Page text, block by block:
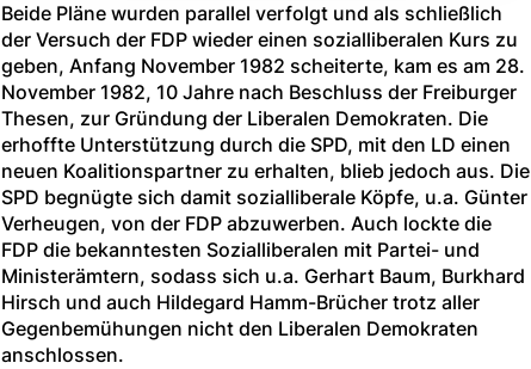
Beide Pläne wurden parallel verfolgt und als schließlich
der Versuch der FDP wieder einen sozialliberalen Kurs zu
geben, Anfang November 1982 scheiterte, kam es am 28.
November 1982, 10 Jahre nach Beschluss der Freiburger
Thesen, zur Gründung der Liberalen Demokraten. Die
erhoffte Unterstützung durch die SPD, mit den LD einen
neuen Koalitionspartner zu erhalten, blieb jedoch aus. Die
SPD begnügte sich damit sozialliberale Köpfe, u.a. Günter
Verheugen, von der FDP abzuwerben. Auch lockte die
FDP die bekanntesten Sozialliberalen mit Partei- und
Ministerämtern, sodass sich u.a. Gerhart Baum, Burkhard
Hirsch und auch Hildegard Hamm-Brücher trotz aller
Gegenbemühungen nicht den Liberalen Demokraten
anschlossen.